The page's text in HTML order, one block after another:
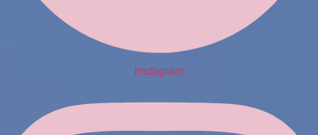
Instagram